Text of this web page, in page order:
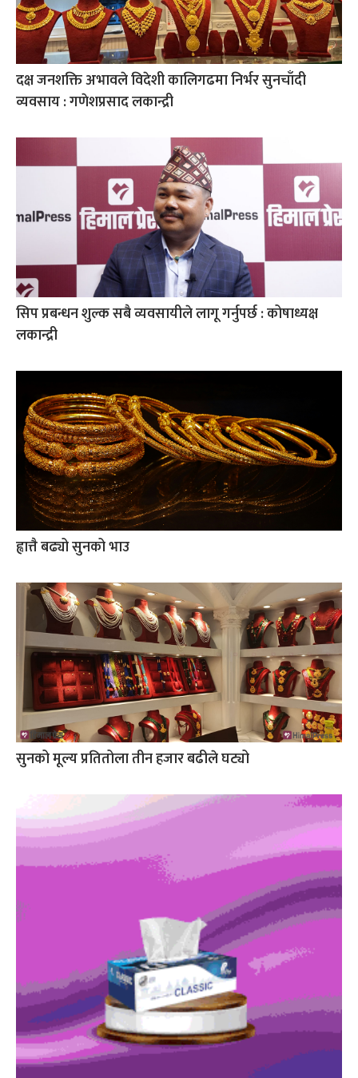
दक्ष जनशक्ति अभावले विदेशी कालिगढमा निर्भर सुनचाँदी
व्यवसाय : गणेशप्रसाद लकान्द्री
सिप प्रबन्धन शुल्क सबै व्यवसायीले लागू गर्नुपर्छ : कोषाध्यक्ष
लकान्द्री
ह्वात्तै बढ्यो सुनको भाउ
सुनको मूल्य प्रतितोला तीन हजार बढीले घट्यो